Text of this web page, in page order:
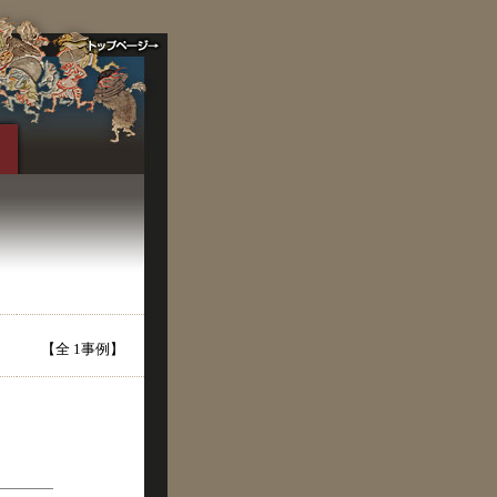
【全 1事例】